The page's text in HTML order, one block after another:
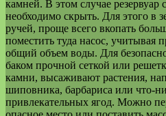
камней. В этом случае резервуар
необходимо скрыть. Для этого в
ручей, проще всего вкопать
поместить туда насос, учитывая
общий объем воды. Для
баком прочной сеткой или
камни, высаживают растения,
шиповника, барбариса или что-
привлекательных ягод. Можно